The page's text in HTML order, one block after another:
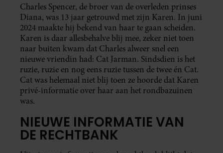
Charles Spencer, de broer van de overleden prinses
Diana, was 13 jaar getrouwd met zijn Karen. In juni
2024 maakte hij bekend van haar te gaan scheiden.
Karen is daar allesbehalve blij mee, zeker niet toen
naar buiten kwam dat Charles alweer snel een
nieuwe vriendin had: Cat Jarman. Sindsdien is het
ruzie, ruzie en nog eens ruzie tussen de twee én Cat.
Cat was helemaal niet blij toen ze hoorde dat Karen
privé-informatie over haar aan het rondbazuinen
was.
NIEUWE INFORMATIE VAN
DE RECHTBANK